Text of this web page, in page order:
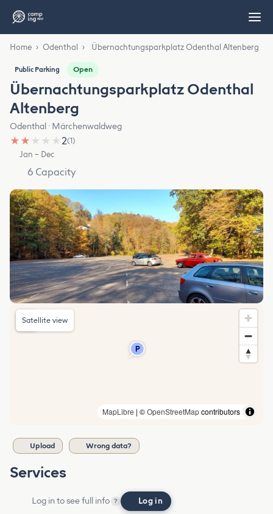
Home › Odenthal › Übernachtungsparkplatz Odenthal Altenberg
Public Parking Open
Übernachtungsparkplatz Odenthal
Altenberg
Odenthal · Märchenwaldweg
★ ★ ★ ★ ★2(1)
Jan – Dec
6 Capacity
MapLibre | ©OpenStreetMapcontributors
Satellite view
Upload Wrong data?
Services
Log in to see full info ? Log in